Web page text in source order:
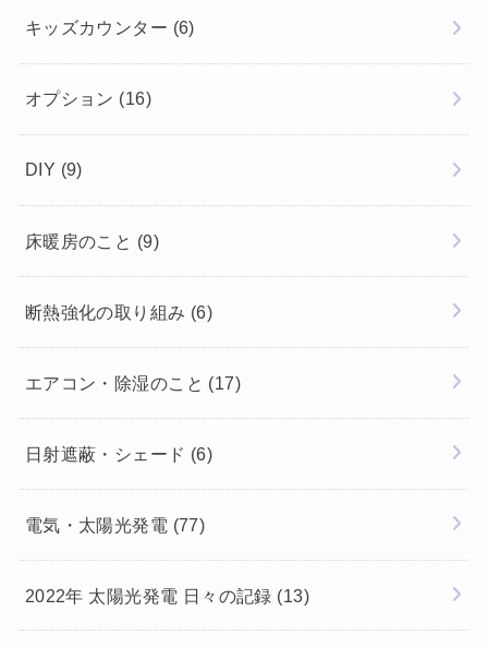
キッズカウンター (6)
オプション (16)
DIY (9)
床暖房のこと (9)
断熱強化の取り組み (6)
エアコン・除湿のこと (17)
日射遮蔽・シェード (6)
電気・太陽光発電 (77)
2022年 太陽光発電 日々の記録 (13)